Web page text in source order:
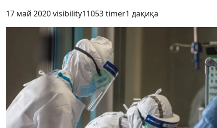
17 май 2020visibility11053timer1 дақиқа